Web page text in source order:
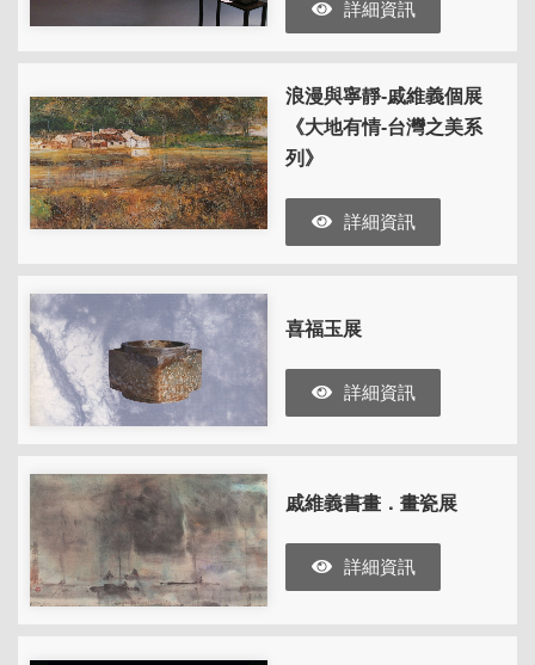
詳細資訊
浪漫與寧靜-戚維義個展
《大地有情-台灣之美系
列》
詳細資訊
喜福玉展
詳細資訊
戚維義書畫．畫瓷展
詳細資訊